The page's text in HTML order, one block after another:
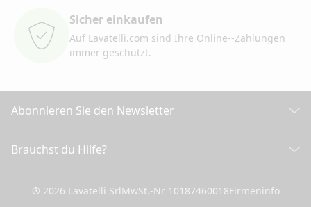
Sicher einkaufen
Auf Lavatelli.com sind Ihre Online--Zahlungen
immer geschützt.
Abonnieren Sie den Newsletter
Brauchst du Hilfe?
Allgemeine Verkaufsbedingungen
® 2026 Lavatelli SrlMwSt.-Nr 10187460018Firmeninfo